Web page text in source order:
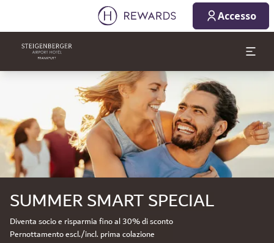
Accesso
SUMMER SMART SPECIAL
Diventa socio e risparmia fino al 30% di sconto
Pernottamento escl./incl. prima colazione